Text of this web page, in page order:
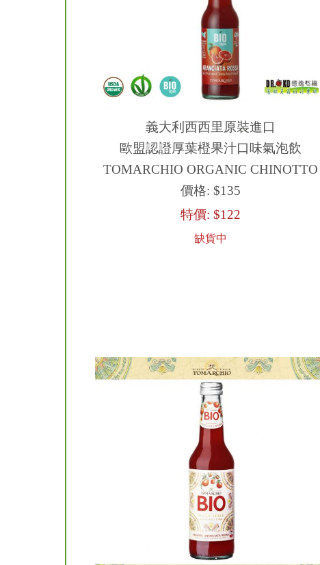
義大利西西里原裝進口
歐盟認證厚葉橙果汁口味氣泡飲
TOMARCHIO ORGANIC CHINOTTO
價格: $135
特價: $122
缺貨中